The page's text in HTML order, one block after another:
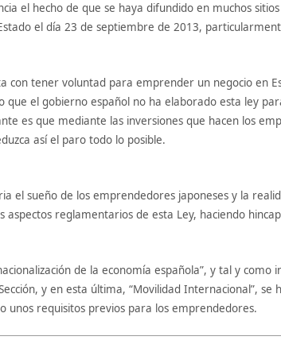
el hecho de que se haya difundido en muchos
el día 23 de septiembre de 2013,
con tener voluntad para emprender un negocio en
que el gobierno español no ha elaborado esta ley
es que mediante las inversiones que hacen los
así el paro todo lo posible.
el sueño de los emprendedores japoneses y la
reglamentarios de esta Ley, haciendo
de la economía española”, y tal y como
y en esta última, “Movilidad Internacional”, se
unos requisitos previos para los emprendedores.